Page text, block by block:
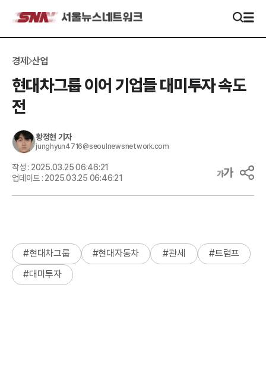
경제 산업
현대차그룹 이어 기업들 대미투자 속도
전
황정현 기자
junghyun4716@seoulnewsnetwork.com
작성 : 2025.03.25 06:46:21
업데이트 : 2025.03.25 06:46:21
#현대차그룹 #현대자동차 #관세 #트럼프
#대미투자